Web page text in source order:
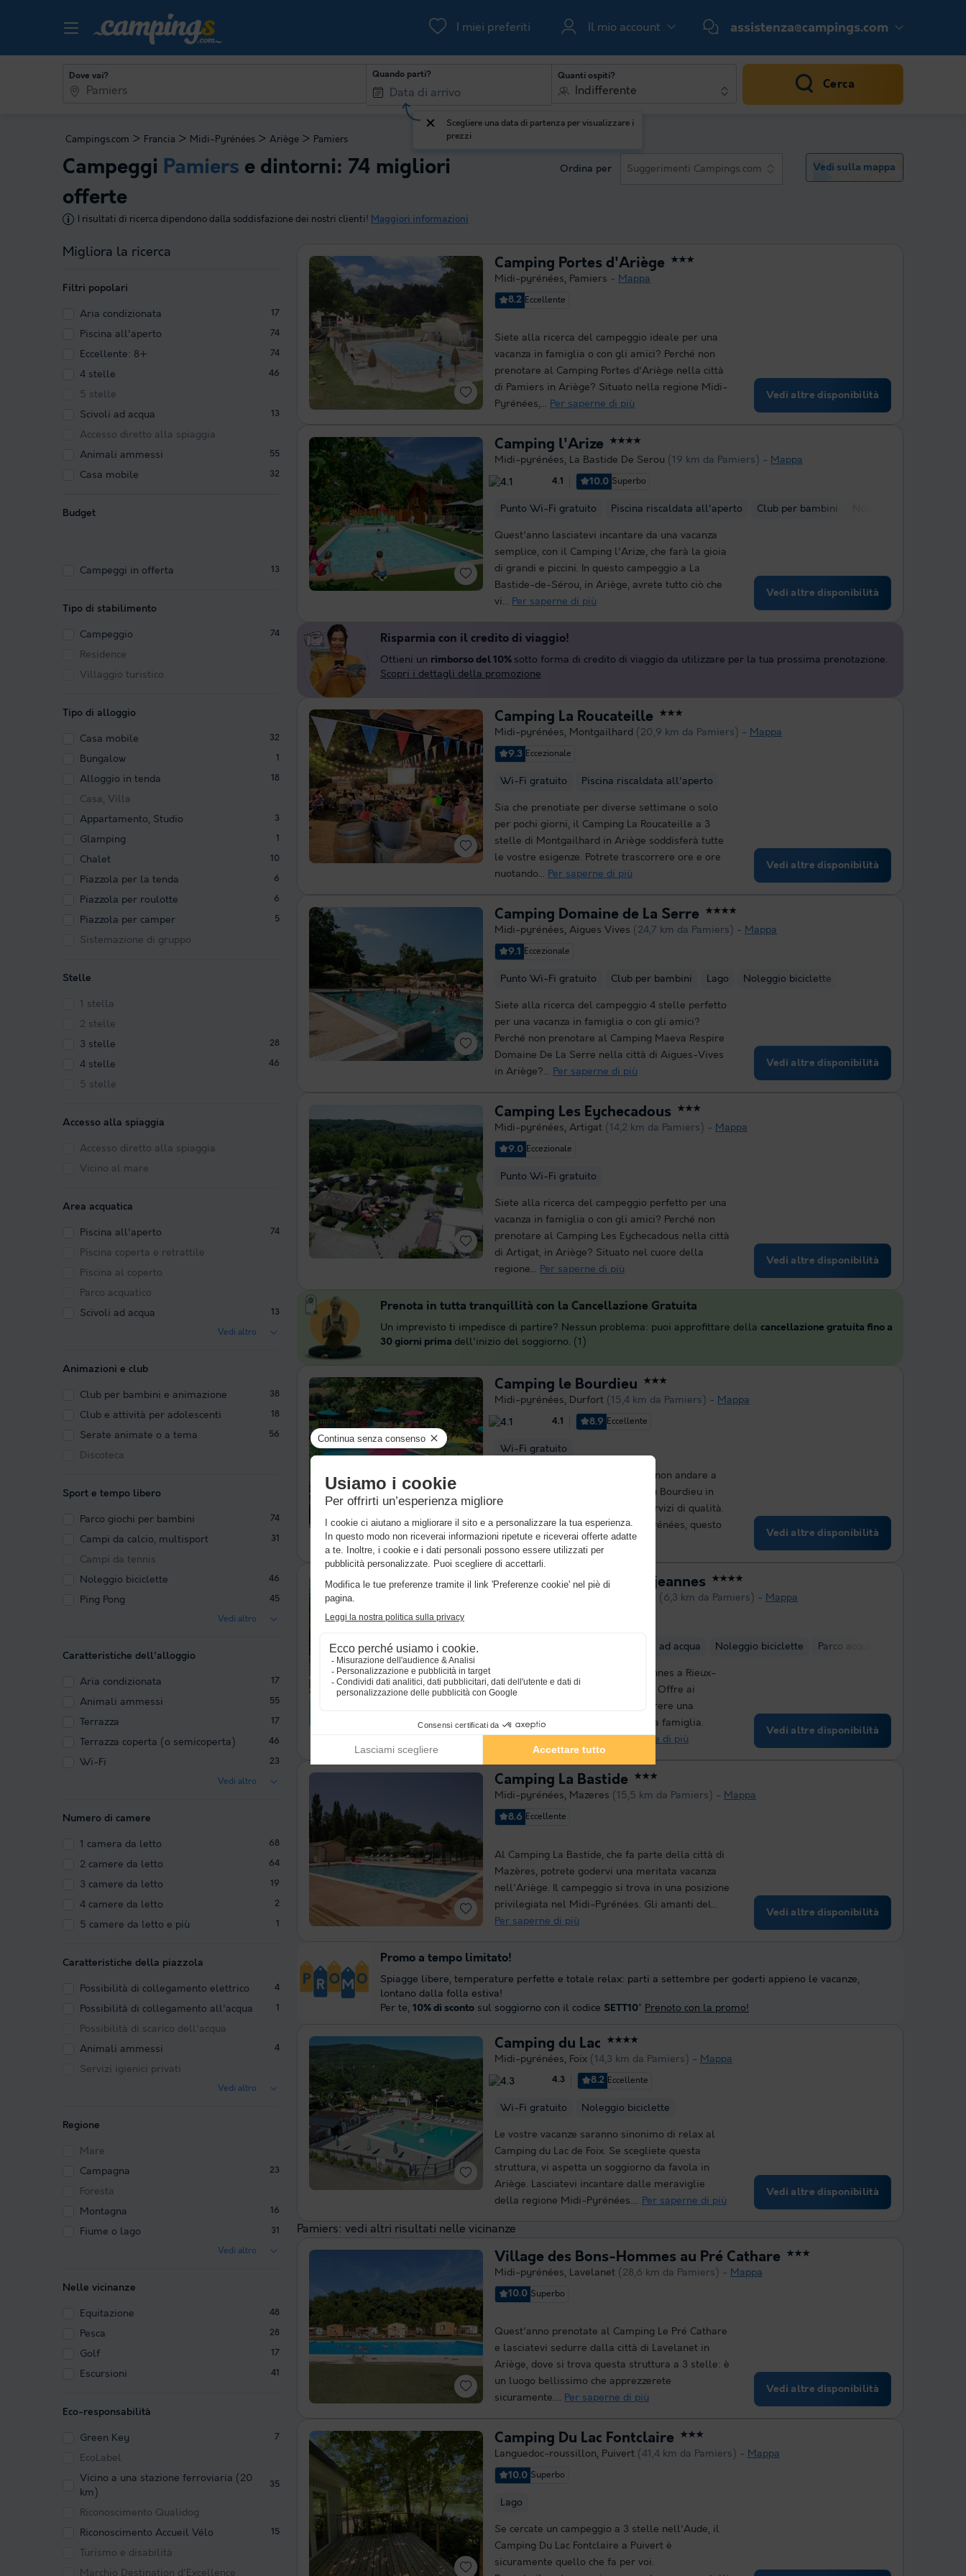
I miei preferiti Il mio account assistenza@campings.com
Dove vai? Quando parti?
Scegliere una data di partenza per visualizzare i
prezzi
Quanti ospiti?
Indifferente Cerca
Campings.com > Francia > Midi-Pyrénées > Ariège > Pamiers
Campeggi Pamiers e dintorni: 74 migliori
offerte
I risultati di ricerca dipendono dalla soddisfazione dei nostri clienti! Maggiori informazioni
Ordina per Suggerimenti Campings.com Vedi sulla mappa
Migliora la ricerca
Filtri popolari
Aria condizionata 17
Piscina all'aperto 74
Eccellente: 8+ 74
4 stelle 46
5 stelle
Scivoli ad acqua
13
Accesso diretto alla spiaggia
Animali ammessi
55
Casa mobile 32
Budget
Campeggi in offerta 13
Tipo di stabilimento
Campeggio 74
Residence
Villaggio turistico
Tipo di alloggio
Casa mobile 32
Bungalow 1
Alloggio in tenda 18
Casa, Villa
Appartamento, Studio
3
Glamping 1
Chalet 10
Piazzola per la tenda 6
Piazzola per roulotte 6
Piazzola per camper 5
Sistemazione di gruppo
Stelle
1 stella
2 stelle
3 stelle
28
4 stelle 46
5 stelle
Accesso alla spiaggia
Accesso diretto alla spiaggia
Vicino al mare
Area acquatica
Piscina all'aperto 74
Piscina coperta e retrattile
Piscina al coperto
Parco acquatico
Scivoli ad acqua
13
Vedi altro
Animazioni e club
Club per bambini e animazione 38
Club e attività per adolescenti 18
Serate animate o a tema 56
Discoteca
Sport e tempo libero
Parco giochi per bambini 74
Campi da calcio, multisport 31
Campi da tennis
Noleggio biciclette
46
Ping Pong 45
Vedi altro
Caratteristiche dell'alloggio
Aria condizionata 17
Animali ammessi 55
Terrazza 17
Terrazza coperta (o semicoperta) 46
Wi-Fi 23
Vedi altro
Numero di camere
1 camera da letto 68
2 camere da letto 64
3 camere da letto 19
4 camere da letto 2
5 camere da letto e più 1
Caratteristiche della piazzola
Possibilità di collegamento elettrico 4
Possibilità di collegamento all'acqua 1
Possibilità di scarico dell'acqua
Animali ammessi
4
Servizi igienici privati
Vedi altro
Regione
Mare
Campagna
23
Foresta
Montagna
16
Fiume o lago 31
Vedi altro
Nelle vicinanze
Equitazione 48
Pesca 28
Golf 17
Escursioni 41
Eco-responsabilità
Green Key 7
EcoLabel
Vicino a una stazione ferroviaria (20
km)
35
Riconoscimento Qualidog
Riconoscimento Accueil Vélo
15
Turismo e disabilità
Marchio Destination d'Excellence
Camping Portes d'Ariège ★★★
Midi-pyrénées, Pamiers
Mappa
8.2 Eccellente
Siete alla ricerca del campeggio ideale per una
vacanza in famiglia o con gli amici? Perché non
prenotare al Camping Portes d'Ariège nella città
di Pamiers in Ariège? Situato nella regione Midi-
Pyrénées,... Per saperne di più
Vedi altre disponibilità
Camping l'Arize ★★★★
Midi-pyrénées, La Bastide De Serou (19 km da Pamiers) Mappa
4.1 10.0 Superbo
Punto Wi-Fi gratuito Piscina riscaldata all'aperto Club per bambini
Quest'anno lasciatevi incantare da una vacanza
semplice, con il Camping l'Arize, che farà la gioia
di grandi e piccini. In questo campeggio a La
Bastide-de-Sérou, in Ariège, avrete tutto ciò che
vi... Per saperne di più
Vedi altre disponibilità
Camping La Roucateille ★★★
Midi-pyrénées, Montgailhard (20,9 km da Pamiers)
Mappa
9.3 Eccezionale
Wi-Fi gratuito Piscina riscaldata all'aperto
Sia che prenotiate per diverse settimane o solo
per pochi giorni, il Camping La Roucateille a 3
stelle di Montgailhard in Ariège soddisferà tutte
le vostre esigenze. Potrete trascorrere ore e ore
nuotando... Per saperne di più
Vedi altre disponibilità
Camping Domaine de La Serre ★★★★
Midi-pyrénées, Aigues Vives (24,7 km da Pamiers)
Mappa
9.1 Eccezionale
Punto Wi-Fi gratuito Club per bambini Lago Noleggio biciclette
Siete alla ricerca del campeggio 4 stelle perfetto
per una vacanza in famiglia o con gli amici?
Perché non prenotare al Camping Maeva Respire
Domaine De La Serre nella città di Aigues-Vives
in Ariège?... Per saperne di più
Vedi altre disponibilità
Camping Les Eychecadous ★★★
Midi-pyrénées, Artigat (14,2 km da Pamiers)
Mappa
9.0 Eccezionale
Punto Wi-Fi gratuito
Siete alla ricerca del campeggio perfetto per una
vacanza in famiglia o con gli amici? Perché non
prenotare al Camping Les Eychecadous nella città
di Artigat, in Ariège? Situato nel cuore della
regione... Per saperne di più
Vedi altre disponibilità
Camping le Bourdieu ★★★
Midi-pyrénées, Durfort (15,4 km da Pamiers) Mappa
4.1 8.9 Eccellente
Wi-Fi gratuito
Volete andare in vacanza? Perché non andare a
Durfort? Il campeggio Domaine du Bourdieu in
Ariège è l'ideale se desiderate servizi di qualità.
Situato nella regione del Midi-Pyrénées, questo
campeggio...Per saperne di più
Vedi altre disponibilità
Flower Camping Les Mijeannes ★★★★
Rieux De Pelleport (6,3 km da Pamiers) Mappa
Scivolo(i) ad acqua Noleggio biciclette Parco acquatico
La qualità del Camping Les Mijeannes a Rieux-
de-Pelleport, in Ariège, vi piacerà. Offre ai
vacanzieri la possibilità di trascorrere una
vacanza da sogno con gli amici e la famiglia.
Per saperne di più
Vedi altre disponibilità
Camping La Bastide ★★★
Midi-pyrénées, Mazeres (15,5 km da Pamiers)
Mappa
8.6 Eccellente
Al Camping La Bastide, che fa parte della città di
Mazères, potrete godervi una meritata vacanza
nell'Ariège. Il campeggio si trova in una posizione
privilegiata nel Midi-Pyrénées. Gli amanti del...
Per saperne di più
Vedi altre disponibilità
Camping du Lac ★★★★
Midi-pyrénées, Foix (14,3 km da Pamiers) Mappa
4.3 8.2 Eccellente
Wi-Fi gratuito Noleggio biciclette
Le vostre vacanze saranno sinonimo di relax al
Camping du Lac de Foix. Se scegliete questa
struttura, vi aspetta un soggiorno da favola in
Ariège. Lasciatevi incantare dalle meraviglie
della regione Midi-Pyrénées.... Per saperne di più
Vedi altre disponibilità
Pamiers: vedi altri risultati nelle vicinanze
Village des Bons-Hommes au Pré Cathare ★★★
Midi-pyrénées, Lavelanet (28,6 km da Pamiers)
Mappa
10.0 Superbo
Quest'anno prenotate al Camping Le Pré Cathare
e lasciatevi sedurre dalla città di Lavelanet in
Ariège, dove si trova questa struttura a 3 stelle: è
un luogo bellissimo che apprezzerete
sicuramente.... Per saperne di più
Vedi altre disponibilità
Camping Du Lac Fontclaire ★★★
Languedoc-roussillon, Puivert (41,4 km da Pamiers)
Mappa
10.0 Superbo
Lago
Se cercate un campeggio a 3 stelle nell'Aude, il
Camping Du Lac Fontclaire a Puivert è
sicuramente quello che fa per voi.
Risparmia con il credito di viaggio!
Ottieni un rimborso del 10% sotto forma di credito di viaggio da utilizzare per la tua prossima prenotazione.
Scopri i dettagli della promozione
Prenota in tutta tranquillità con la Cancellazione Gratuita
Un imprevisto ti impedisce di partire? Nessun problema: puoi approfittare della cancellazione gratuita fino a
30 giorni prima dell'inizio del soggiorno. (1)
Promo a tempo limitato!
Spiagge libere, temperature perfette e totale relax: parti a settembre per goderti appieno le vacanze,
lontano dalla folla estiva!
Per te, 10% di sconto sul soggiorno con il codice SETT10* Prenoto con la promo!